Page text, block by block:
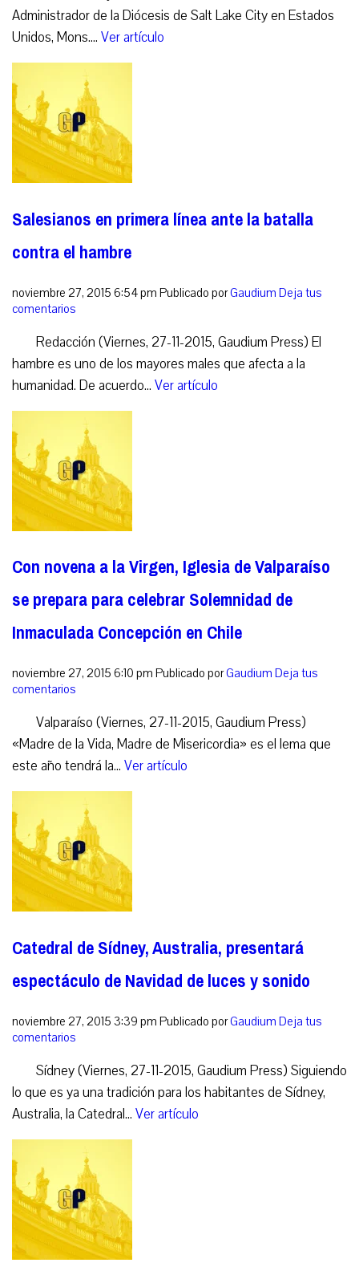
Administrador de la Diócesis de Salt Lake City en Estados
Unidos, Mons.... Ver artículo
Salesianos en primera línea ante la batalla
contra el hambre
noviembre 27, 2015 6:54 pm Publicado porGaudium Deja tus
comentarios
Redacción (Viernes, 27-11-2015, Gaudium Press) El
hambre es uno de los mayores males que afecta a la
humanidad. De acuerdo... Ver artículo
Con novena a la Virgen, Iglesia de Valparaíso
se prepara para celebrar Solemnidad de
Inmaculada Concepción en Chile
noviembre 27, 2015 6:10 pm Publicado porGaudium Deja tus
comentarios
Valparaíso (Viernes, 27-11-2015, Gaudium Press)
«Madre de la Vida, Madre de Misericordia» es el lema que
este año tendrá la... Ver artículo
Catedral de Sídney, Australia, presentará
espectáculo de Navidad de luces y sonido
noviembre 27, 2015 3:39 pm Publicado porGaudium Deja tus
comentarios
Sídney (Viernes, 27-11-2015, Gaudium Press) Siguiendo
lo que es ya una tradición para los habitantes de Sídney,
Australia, la Catedral... Ver artículo